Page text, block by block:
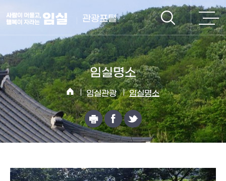
관광포털
임실명소
임실관광 임실명소